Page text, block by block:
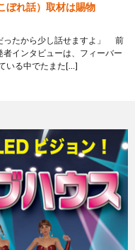
ぼれ話）取材は賜物
ったから少し話せますよ」 前
インタビューは、フィーバー
いる中でたまた[…]